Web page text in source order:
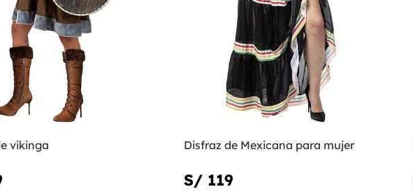
vikinga Disfraz de Mexicana para mujer
S/ 119